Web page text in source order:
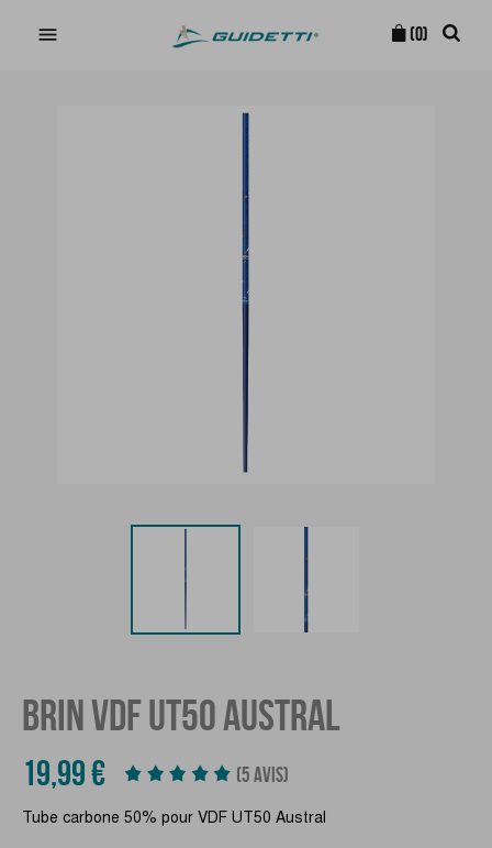
 (0)
BRIN VDF UT50 AUSTRAL
19,99 € (5 AVIS)
Tube carbone 50% pour VDF UT50 Austral